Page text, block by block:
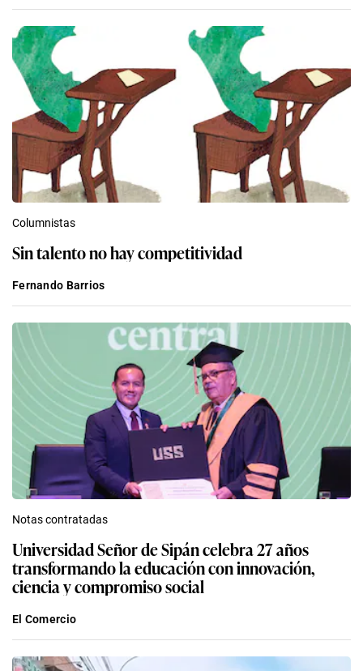
Columnistas
Sin talento no hay competitividad
Fernando Barrios
Notas contratadas
Universidad Señor de Sipán celebra 27 años
transformando la educación con innovación,
ciencia y compromiso social
El Comercio